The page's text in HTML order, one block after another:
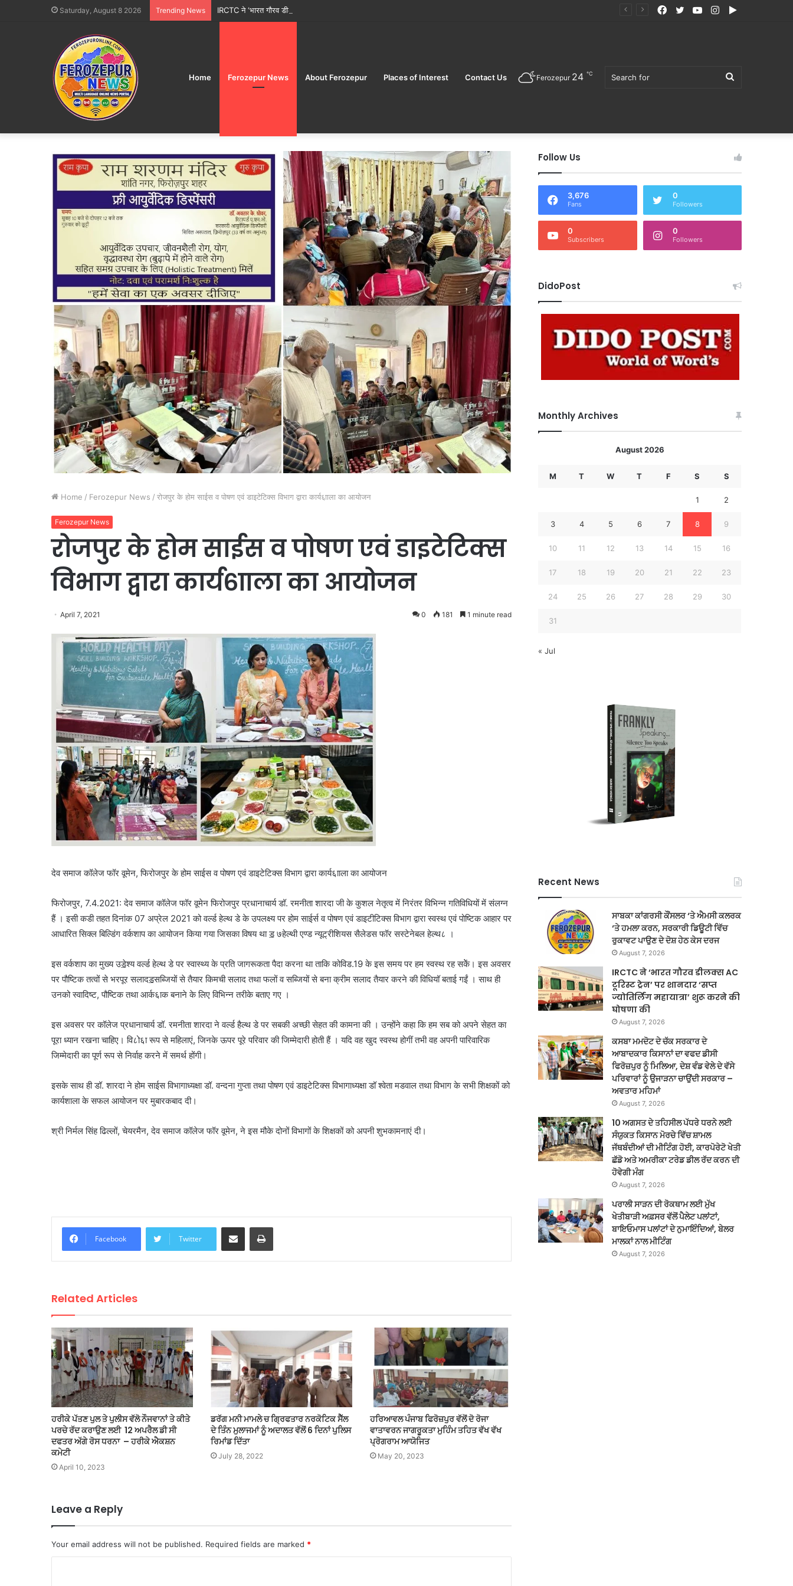
Saturday, August 8 2026 Trending News IRCTC ने ‘भारत गौरव डीलक्स AC टूरिस्ट ट्रेन’ पर शानदार ‘सप्त ज्योतिर्लिंग महायात्रा’ शुरू करने की घोषणा की
Google
Instagram
YouTube
Twitter
Facebook
Home Ferozepur News About Ferozepur Places of Interest Contact Us Search
for
Ferozepur 24 ℃
Home / Ferozepur News / रोजपुर के होम साईस व पोषण एवं डाइटेटिक्स विभाग द्वारा कार्य६ााला का आयोजन
Ferozepur News
रोजपुर के होम साईस व पोषण एवं डाइटेटिक्स
विभाग द्वारा कार्य६ााला का आयोजन
April 7, 2021 0 181 1 minute read
देव समाज कॉलेज फॉर वूमेन, फिरोजपुर के होम साईस व पोषण एवं डाइटेटिक्स विभाग द्वारा कार्य६ााला का आयोजन
फिरोजपुर, 7.4.2021: देव समाज कॉलेज फॉर वूमेन फिरोजपुर प्रधानाचार्य डॉ. रमनीता शारदा जी के कुशल नेतृत्व में निरंतर विभिन्न गतिविधियों में संलग्न
हैं । इसी कडी तहत दिनांक 07 अप्रेल 2021 को वर्ल्ड हेल्थ डे के उपलक्ष्य पर होम साईर्स व पोषण एवं डाइटीटिक्स विभाग द्वारा स्वस्थ एवं पोष्टिक आहार पर
आधारित सिक्ल बिल्डिंग वर्कशाप का आयोजन किया गया जिसका विषय था ॾ ७हेल्थी एण्ड न्यूट्रीशियस सैलेडस फॉर सस्टेनेबल हेल्थ८ ।
इस वर्कशाप का मुख्य उॾेश्य वर्ल्ड हेल्थ डे पर स्वास्थ्य के प्रति जागरूकता पैदा करना था ताकि कोविड.19 के इस समय पर हम स्वस्थ रह सकेें। इस अवसर
पर पौष्टिक तत्वों से भरपूर सलादॾसब्जियों से तैयार किमची सलाद तथा फलों व सब्जियों से बना क्रीम सलाद तैयार करने की विधियॉ बताई गईं । साथ ही
उनको स्वादिष्ट, पौष्टिक तथा आर्क६ाक बनाने के लिए विभिन्न तरीके बताए गए ।
इस अवसर पर कॉलेज प्रधानाचार्य डॉ. रमनीता शारदा ने वर्ल्ड हैल्थ डे पर सबकी अच्छी सेहत की कामना की । उन्होंने कहा कि हम सब को अपने सेहत का
पूरा ध्यान रखना चाहिए। वि८ो६ा रूप से महिलाएं, जिनके ऊपर पूरे परिवार की जिम्मेदारी होती हैं । यदि वह खुद स्वस्थ होगीं तभी वह अपनी पारिवारिक
जिम्मेदारी का पूर्ण रूप से निर्वाह करने में समर्थ होंगी।
इसके साथ ही डॉ. शारदा ने होम साईस विभागाध्यक्षा डॉ. वन्दना गुप्ता तथा पोषण एवं डाइटेटिक्स विभागाध्यक्षा डॉ श्वेता मडवाल तथा विभाग के सभी शिक्षकों को
कार्यशाला के सफल आयोजन पर मुबारकबाद दी।
श्री निर्मल सिंह ढिल्लों, चेयरमैन, देव समाज कॉलेज फॉर वूमेन, ने इस मौके दोनों विभागों के शिक्षकों को अपनी शुभकामनाएं दी।
Facebook Twitter
Share via Email Print
Related Articles
ਹਰੀਕੇ ਪੱਤਣ ਪੁਲ ਤੇ ਪੁਲੀਸ ਵੱਲੋ ਨੌਜਵਾਨਾਂ ਤੇ ਕੀਤੇ
ਪਰਚੇ ਰੱਦ ਕਰਾਉਣ ਲਈ 12 ਅਪਰੈਲ ਡੀ ਸੀ
ਦਫਤਰ ਅੱਗੇ ਰੋਸ ਧਰਨਾ – ਹਰੀਕੇ ਐਕਸ਼ਨ
ਕਮੇਟੀ
April 10, 2023
ਡਰੱਗ ਮਨੀ ਮਾਮਲੇ ਚ ਗ੍ਰਿਫਤਾਰ ਨਰਕੋਟਿਕ ਸੈੱਲ
ਦੇ ਤਿੰਨ ਮੁਲਾਜਮਾਂ ਨੂੰ ਅਦਾਲਤ ਵੱਲੋਂ 6 ਦਿਨਾਂ ਪੁਲਿਸ
ਰਿਮਾਂਡ ਦਿੱਤਾ
July 28, 2022
ਹਰਿਆਵਲ ਪੰਜਾਬ ਫਿਰੋਜ਼ਪੁਰ ਵੱਲੋਂ ਦੋ ਰੋਜਾ
ਵਾਤਾਵਰਨ ਜਾਗਰੂਕਤਾ ਮੁਹਿੰਮ ਤਹਿਤ ਵੱਖ ਵੱਖ
ਪ੍ਰੋਗਰਾਮ ਆਯੋਜਿਤ
May 20, 2023
Leave a Reply
Your email address will not be published. Required fields are marked *
Follow Us
3,676
Fans
0
Followers
0
Subscribers
0
Followers
DidoPost
Monthly Archives
August 2026
M T W T F S S
1 2
3 4 5 6 7 8 9
10 11 12 13 14 15 16
17 18 19 20 21 22 23
24 25 26 27 28 29 30
31
« Jul
Recent News
ਸਾਬਕਾ ਕਾਂਗਰਸੀ ਕੌਂਸਲਰ ‘ਤੇ ਐਮਸੀ ਕਲਰਕ
‘ਤੇ ਹਮਲਾ ਕਰਨ, ਸਰਕਾਰੀ ਡਿਊਟੀ ਵਿੱਚ
ਰੁਕਾਵਟ ਪਾਉਣ ਦੇ ਦੋਸ਼ ਹੇਠ ਕੇਸ ਦਰਜ
August 7, 2026
IRCTC ने ‘भारत गौरव डीलक्स AC
टूरिस्ट ट्रेन’ पर शानदार ‘सप्त
ज्योतिर्लिंग महायात्रा’ शुरू करने की
घोषणा की
August 7, 2026
ਕਸਬਾ ਮਮਦੋਟ ਦੇ ਚੱਕ ਸਰਕਾਰ ਦੇ
ਆਬਾਦਕਾਰ ਕਿਸਾਨਾਂ ਦਾ ਵਫਦ ਡੀਸੀ
ਫਿਰੋਜ਼ਪੁਰ ਨੂੰ ਮਿਲਿਆ, ਦੇਸ਼ ਵੰਡ ਵੇਲੇ ਦੇ ਵੱਸੇ
ਪਰਿਵਾਰਾਂ ਨੂੰ ਉਜਾੜਨਾ ਚਾਉਂਦੀ ਸਰਕਾਰ –
ਅਵਤਾਰ ਮਹਿਮਾਂ
August 7, 2026
10 ਅਗਸਤ ਦੇ ਤਹਿਸੀਲ ਪੱਧਰੇ ਧਰਨੇ ਲਈ
ਸੰਯੁਕਤ ਕਿਸਾਨ ਮੋਰਚੇ ਵਿੱਚ ਸ਼ਾਮਲ
ਜੱਥਬੰਦੀਆਂ ਦੀ ਮੀਟਿੰਗ ਹੋਈ, ਕਾਰਪੋਰੇਟੋ ਖੇਤੀ
ਛੱਡੋ ਅਤੇ ਅਮਰੀਕਾ ਟਰੇਡ ਡੀਲ ਰੱਦ ਕਰਨ ਦੀ
ਹੋਵੇਗੀ ਮੰਗ
August 7, 2026
ਪਰਾਲੀ ਸਾੜਨ ਦੀ ਰੋਕਥਾਮ ਲਈ ਮੁੱਖ
ਖੇਤੀਬਾੜੀ ਅਫ਼ਸਰ ਵੱਲੋਂ ਪੈਲੇਟ ਪਲਾਂਟਾਂ,
ਬਾਇਓਮਾਸ ਪਲਾਂਟਾਂ ਦੇ ਨੁਮਾਇੰਦਿਆਂ, ਬੇਲਰ
ਮਾਲਕਾਂ ਨਾਲ ਮੀਟਿੰਗ
August 7, 2026